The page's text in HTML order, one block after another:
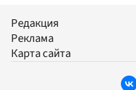
Редакция
Реклама
Карта сайта